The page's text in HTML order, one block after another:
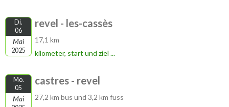
Di.
06
Mai
2025
revel - les-cassès
17,1 km
kilometer, start und ziel ...
Mo.
05
Mai
castres - revel
27,2 km bus und 3,2 km fuss